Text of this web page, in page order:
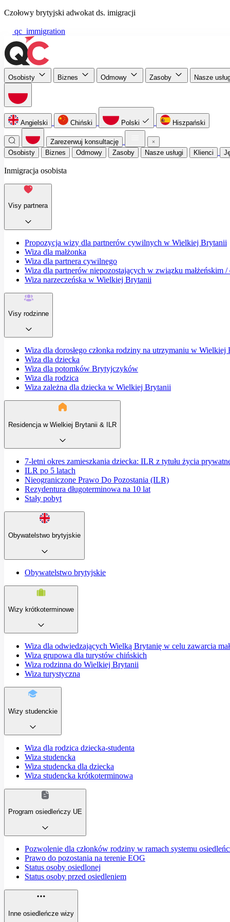
Czołowy brytyjski adwokat ds. imigracji
qc_immigration
Osobisty Biznes Odmowy Zasoby Nasze
Angielski Chiński Polski Hiszpański
Zarezerwuj konsultację
Osobisty
Biznes Odmowy Zasoby Nasze usługi Klienci
Inmigracja osobista
Visy partnera
Propozycja wizy dla partnerów cywilnych w Wielkiej Brytanii
Wiza dla małżonka
Wiza dla partnera cywilnego
Wiza dla partnerów niepozostających w związku małżeńskim /
Wiza narzeczeńska w Wielkiej Brytanii
Visy rodzinne
Wiza dla dorosłego członka rodziny na utrzymaniu w Wielkiej
Wiza dla dziecka
Wiza dla potomków Brytyjczyków
Wiza dla rodzica
Wiza zależna dla dziecka w Wielkiej Brytanii
Residencja w Wielkiej Brytanii & ILR
7-letni okres zamieszkania dziecka: ILR z tytułu życia
ILR po 5 latach
Nieograniczone Prawo Do Pozostania (ILR)
Rezydentura długoterminowa na 10 lat
Stały pobyt
Obywatelstwo brytyjskie
Obywatelstwo brytyjskie
Wizy krótkoterminowe
Wiza dla odwiedzających Wielką Brytanię w celu zawarcia
Wiza grupowa dla turystów chińskich
Wiza rodzinna do Wielkiej Brytanii
Wiza turystyczna
Wizy studenckie
Wiza dla rodzica dziecka-studenta
Wiza studencka
Wiza studencka dla dziecka
Wiza studencka krótkoterminowa
Program osiedleńczy UE
Pozwolenie dla członków rodziny w ramach systemu
Prawo do pozostania na terenie EOG
Status osoby osiedlonej
Status osoby przed osiedleniem
Inne osiedleńcze wizy